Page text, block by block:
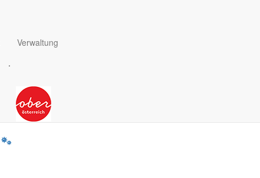
Verwaltung
.